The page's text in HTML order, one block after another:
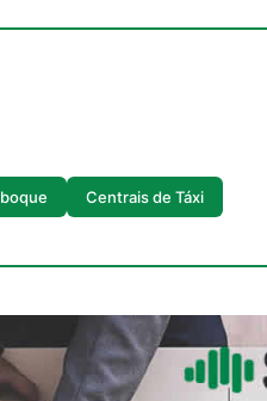
Centrais de Táxi